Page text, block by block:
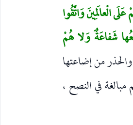
الْعالَمِينَ وَاتَّقُوا
شَفاعَةٌ وَلا هُمْ
من إضاعتها
في النصح ،